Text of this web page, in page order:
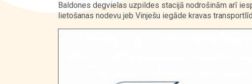
Baldones degvielas uzpildes stacijā nodrošinām arī
lietošanas nodevu jeb Vinješu iegāde kravas